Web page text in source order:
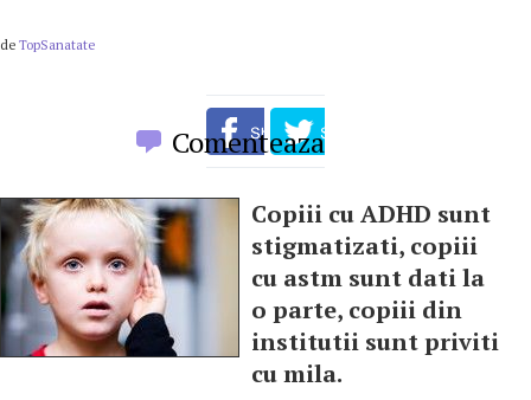
de TopSanatate
Comenteaza
Copiii cu ADHD sunt
stigmatizati, copiii
cu astm sunt dati la
o parte, copiii din
institutii sunt priviti
cu mila.